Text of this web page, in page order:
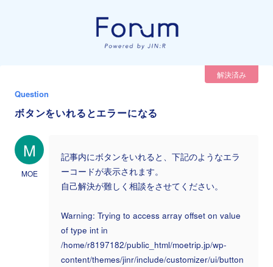
解決済み
Question
ボタンをいれるとエラーになる
M
MOE
記事内にボタンをいれると、下記のようなエラ
ーコードが表示されます。
自己解決が難しく相談をさせてください。
Warning: Trying to access array offset on value
of type int in
/home/r8197182/public_html/moetrip.jp/wp-
content/themes/jinr/include/customizer/ui/button